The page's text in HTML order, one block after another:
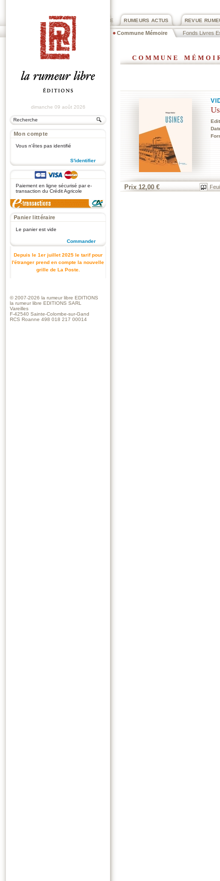
REVUE
RUMEURS ACTUS
PRIX ROGER DEXTRE
Commune Mémoire Fonds Livres
dimanche 09 août 2026
Mon compte
Vous n'êtes pas identifié
S'identifier
Paiement en ligne sécurisé par e-
transaction du Crédit Agricole
Panier littéraire
Le panier est vide
Commander
Depuis le 1er juillet 2025 le tarif pour
l'étranger prend en compte la nouvelle
grille de La Poste.
commune
Prix 12,00 €
© 2007-2026 la rumeur libre EDITIONS
la rumeur libre EDITIONS SARL
Vareilles
F-42540 Sainte-Colombe-sur-Gand
RCS Roanne 498 018 217 00014